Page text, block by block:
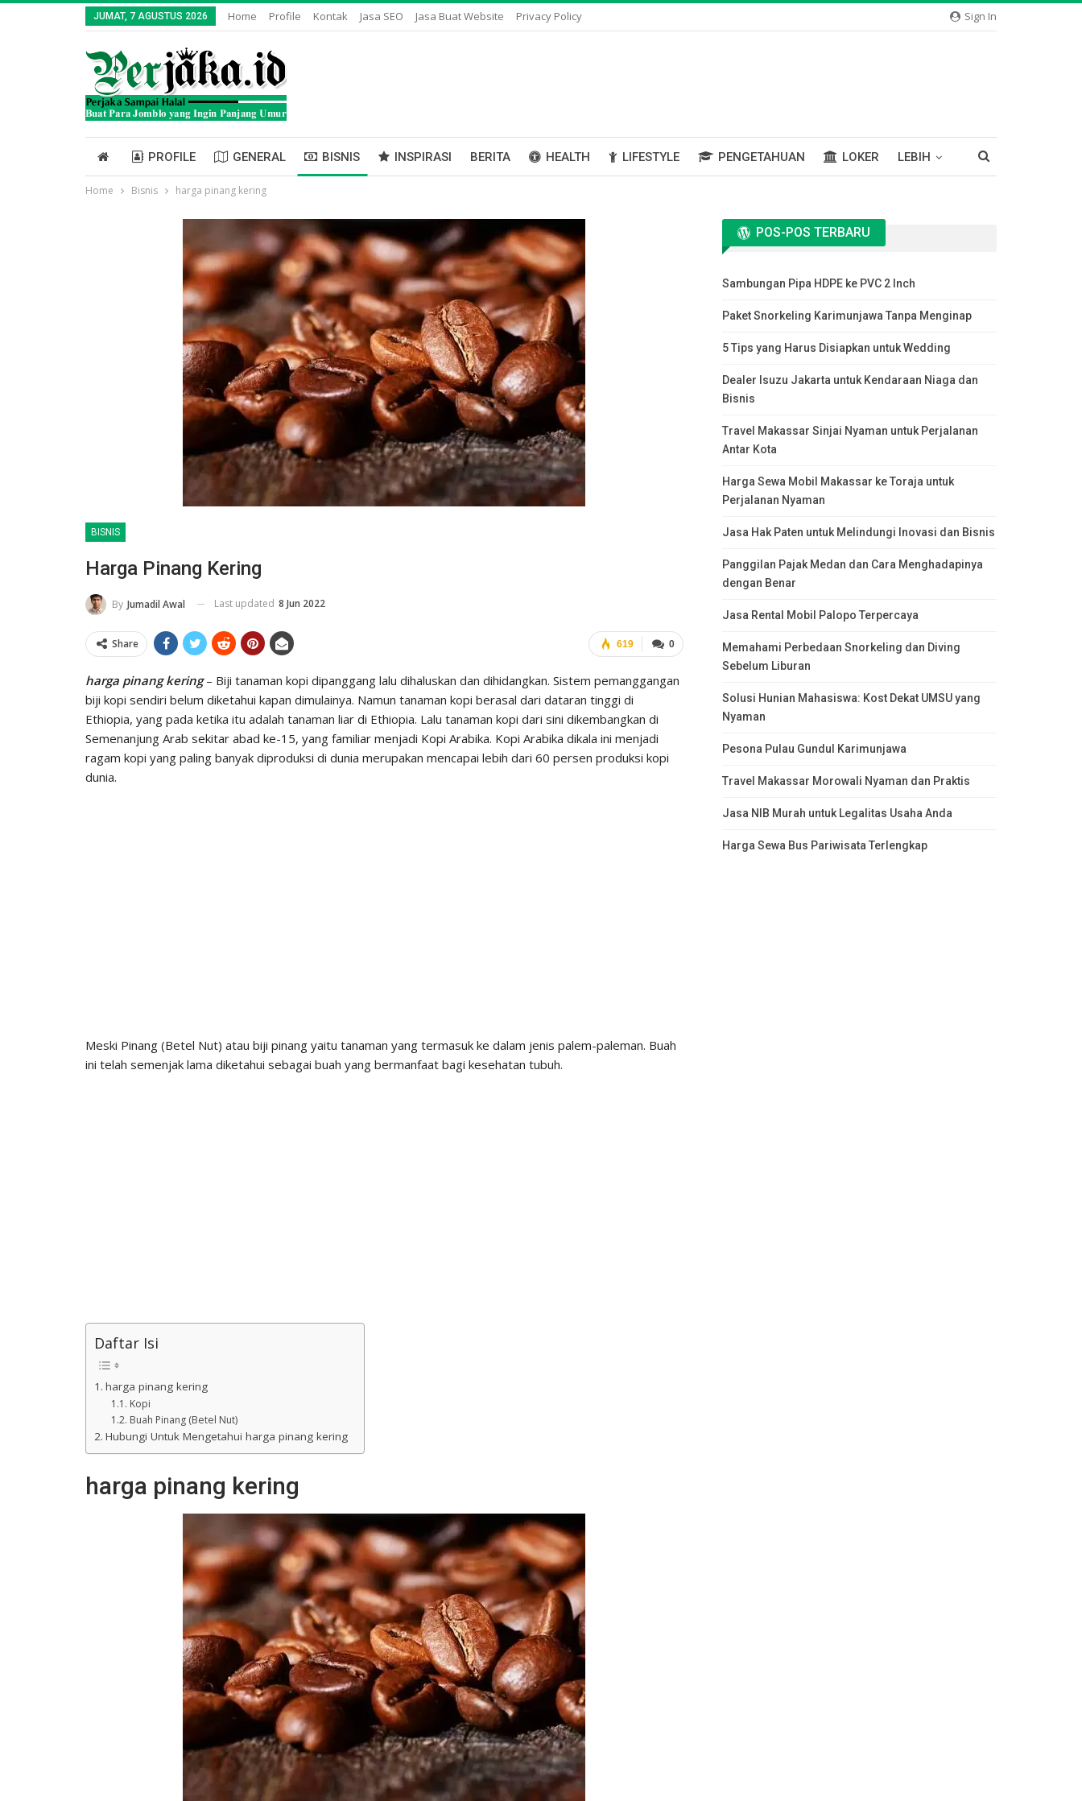
Sign In
JUMAT, 7 AGUSTUS 2026 Home Profile Kontak Jasa SEO Jasa Buat Website Privacy Policy
PROFILE GENERAL BISNIS INSPIRASI BERITA HEALTH LIFESTYLE PENGETAHUAN LOKER LEBIH
Home Bisnis harga pinang kering
BISNIS
Harga Pinang Kering
By Jumadil Awal Last updated 8 Jun 2022
0
619
Share
harga pinang kering– Biji tanaman kopi dipanggang lalu dihaluskan dan dihidangkan. Sistem pemanggangan
biji kopi sendiri belum diketahui kapan dimulainya. Namun tanaman kopi berasal dari dataran tinggi di
Ethiopia, yang pada ketika itu adalah tanaman liar di Ethiopia. Lalu tanaman kopi dari sini dikembangkan di
Semenanjung Arab sekitar abad ke-15, yang familiar menjadi Kopi Arabika. Kopi Arabika dikala ini menjadi
ragam kopi yang paling banyak diproduksi di dunia merupakan mencapai lebih dari 60 persen produksi kopi
dunia.
Meski Pinang (Betel Nut) atau biji pinang yaitu tanaman yang termasuk ke dalam jenis palem-paleman. Buah
ini telah semenjak lama diketahui sebagai buah yang bermanfaat bagi kesehatan tubuh.
Daftar Isi
harga pinang kering
Kopi
Buah Pinang (Betel Nut)
Hubungi Untuk Mengetahui harga pinang kering
harga pinang kering
POS-POS TERBARU
Sambungan Pipa HDPE ke PVC 2 Inch
Paket Snorkeling Karimunjawa Tanpa Menginap
5 Tips yang Harus Disiapkan untuk Wedding
Dealer Isuzu Jakarta untuk Kendaraan Niaga dan
Bisnis
Travel Makassar Sinjai Nyaman untuk Perjalanan
Antar Kota
Harga Sewa Mobil Makassar ke Toraja untuk
Perjalanan Nyaman
Jasa Hak Paten untuk Melindungi Inovasi dan Bisnis
Panggilan Pajak Medan dan Cara Menghadapinya
dengan Benar
Jasa Rental Mobil Palopo Terpercaya
Memahami Perbedaan Snorkeling dan Diving
Sebelum Liburan
Solusi Hunian Mahasiswa: Kost Dekat UMSU yang
Nyaman
Pesona Pulau Gundul Karimunjawa
Travel Makassar Morowali Nyaman dan Praktis
Jasa NIB Murah untuk Legalitas Usaha Anda
Harga Sewa Bus Pariwisata Terlengkap